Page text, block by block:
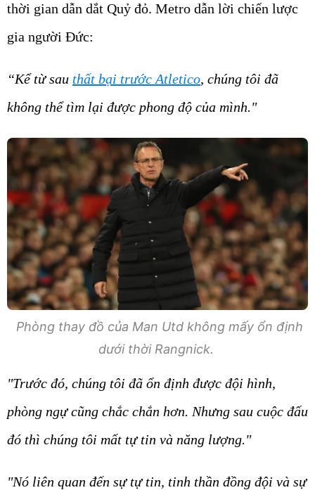
thời gian dẫn dắt Quỷ đỏ. Metro dẫn lời chiến lược
gia người Đức:
“Kể từ sau thất bại trước Atletico, chúng tôi đã
không thể tìm lại được phong độ của mình."
Phòng thay đồ của Man Utd không mấy ổn định
dưới thời Rangnick.
"Trước đó, chúng tôi đã ổn định được đội hình,
phòng ngự cũng chắc chắn hơn. Nhưng sau cuộc đấu
đó thì chúng tôi mất tự tin và năng lượng."
"Nó liên quan đến sự tự tin, tinh thần đồng đội và sự